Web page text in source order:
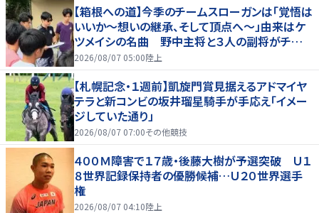
【箱根への道】今季のチームスローガンは「覚悟は
いいか～想いの継承、そして頂点へ～」由来はケ
ツメイシの名曲 野中主将と３人の副将がチーム
を引っ張る…夏合宿特集第１弾、国学院大
2026/08/07 05:00陸上
【札幌記念・１週前】凱旋門賞見据えるアドマイヤ
テラと新コンビの坂井瑠星騎手が手応え「イメー
ジしていた通り」
2026/08/07 07:00その他競技
４００Ｍ障害で１７歳・後藤大樹が予選突破 Ｕ１
８世界記録保持者の優勝候補…Ｕ２０世界選手
権
2026/08/07 04:10陸上